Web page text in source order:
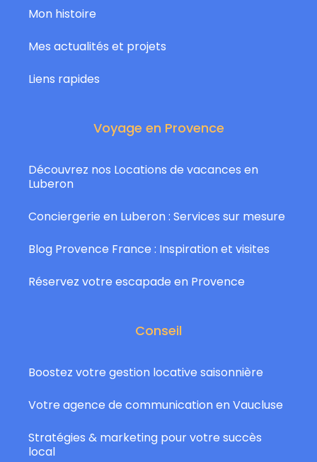
Mon histoire
Mes actualités et projets
Liens rapides
Voyage en Provence
Découvrez nos Locations de vacances en
Luberon
Conciergerie en Luberon : Services sur mesure
Blog Provence France : Inspiration et visites
Réservez votre escapade en Provence
Conseil
Boostez votre gestion locative saisonnière
Votre agence de communication en Vaucluse
Stratégies & marketing pour votre succès
local